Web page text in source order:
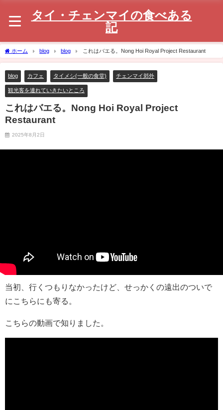
タイ・チェンマイの食べある
記
ホーム blog blog これはバエる。Nong Hoi Royal Project Restaurant
blog カフェ タイメシ(一般の食堂) チェンマイ郊外
観光客を連れていきたいところ
これはバエる。Nong Hoi Royal Project
Restaurant
2025年8月2日
当初、行くつもりなかったけど、せっかくの遠出のついで
にこちらにも寄る。
こちらの動画で知りました。